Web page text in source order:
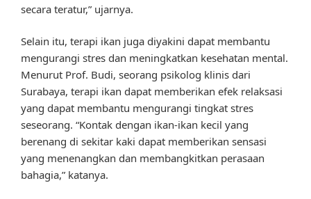
secara teratur,” ujarnya.
Selain itu, terapi ikan juga diyakini dapat membantu
mengurangi stres dan meningkatkan kesehatan mental.
Menurut Prof. Budi, seorang psikolog klinis dari
Surabaya, terapi ikan dapat memberikan efek relaksasi
yang dapat membantu mengurangi tingkat stres
seseorang. “Kontak dengan ikan-ikan kecil yang
berenang di sekitar kaki dapat memberikan sensasi
yang menenangkan dan membangkitkan perasaan
bahagia,” katanya.